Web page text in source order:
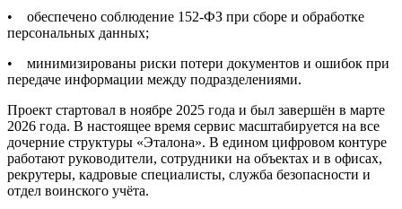
•
обеспечено соблюдение 152-ФЗ при сборе и обработке
персональных данных;
•
минимизированы риски потери документов и ошибок при
передаче информации между подразделениями.
Проект стартовал в ноябре 2025 года и был завершён в марте
2026 года. В настоящее время сервис масштабируется на все
дочерние структуры «Эталона». В едином цифровом контуре
работают руководители, сотрудники на объектах и в офисах,
рекрутеры, кадровые специалисты, служба безопасности и
отдел воинского учёта.